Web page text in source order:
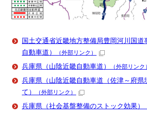
国土交通省近畿地方整備局豊岡河川国道
自動車道）
（外部リンク）
兵庫県（山陰近畿自動車道） （外部リンク）
兵庫県（山陰近畿自動車道（佐津～府県
て）
（外部リンク）
兵庫県（社会基盤整備のストック効果）